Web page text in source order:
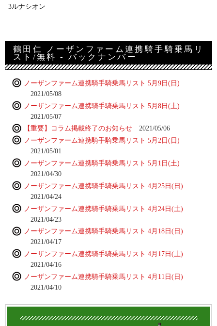
3ルナシオン
鶴田仁 ノーザンファーム連携騎手騎乗馬リ
スト/無料 - バックナンバー
ノーザンファーム連携騎手騎乗馬リスト 5月9日(日)
2021/05/08
ノーザンファーム連携騎手騎乗馬リスト 5月8日(土)
2021/05/07
【重要】コラム掲載終了のお知らせ
2021/05/06
ノーザンファーム連携騎手騎乗馬リスト 5月2日(日)
2021/05/01
ノーザンファーム連携騎手騎乗馬リスト 5月1日(土)
2021/04/30
ノーザンファーム連携騎手騎乗馬リスト 4月25日(日)
2021/04/24
ノーザンファーム連携騎手騎乗馬リスト 4月24日(土)
2021/04/23
ノーザンファーム連携騎手騎乗馬リスト 4月18日(日)
2021/04/17
ノーザンファーム連携騎手騎乗馬リスト 4月17日(土)
2021/04/16
ノーザンファーム連携騎手騎乗馬リスト 4月11日(日)
2021/04/10